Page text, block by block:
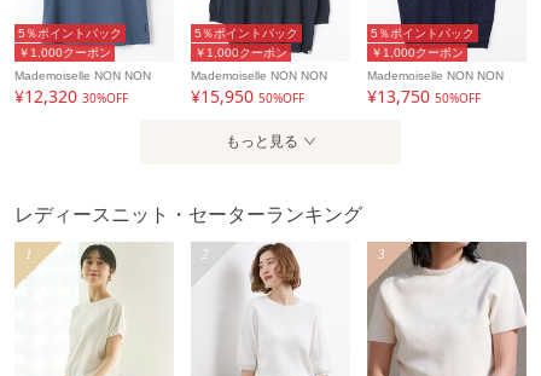
￥1,000クーポン
5％ポイントバック
Mademoiselle NON NON
¥12,320 30%OFF
￥1,000クーポン
5％ポイントバック
Mademoiselle NON NON
¥15,950 50%OFF
￥1,000クーポン
5％ポイントバック
Mademoiselle NON NON
¥13,750 50%OFF
もっと見る
レディースニット・セーターランキング
1 2 3